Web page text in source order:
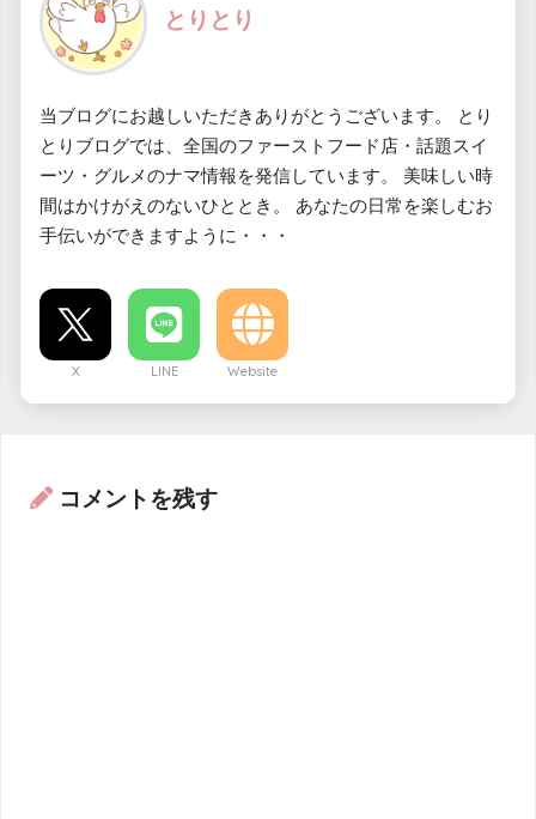
とりとり
当ブログにお越しいただきありがとうございます。 とり
とりブログでは、全国のファーストフード店・話題スイ
ーツ・グルメのナマ情報を発信しています。 美味しい時
間はかけがえのないひととき。 あなたの日常を楽しむお
手伝いができますように・・・
X LINE Website
コメントを残す